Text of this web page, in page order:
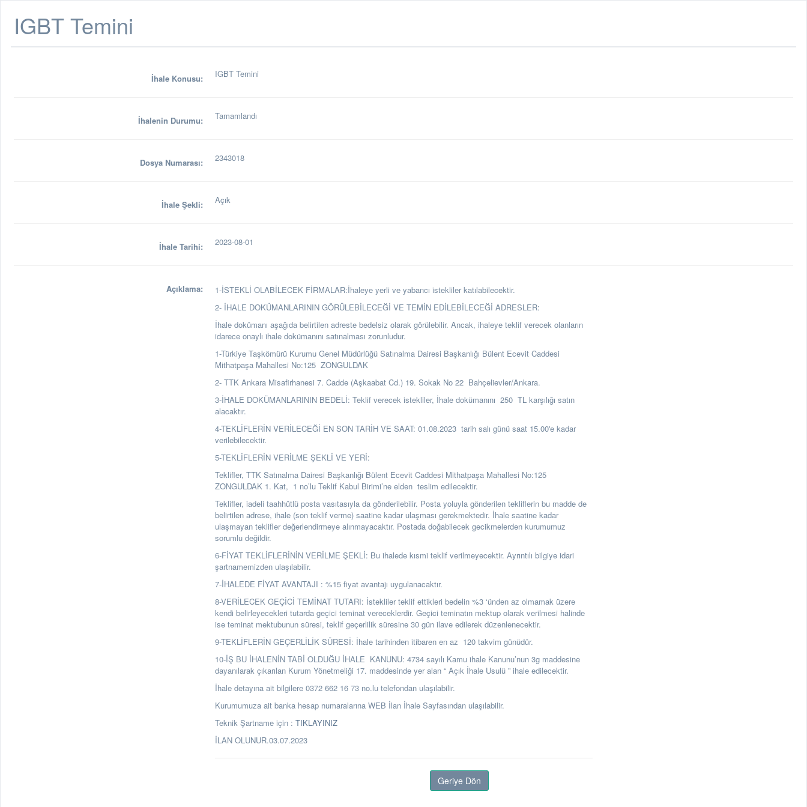
IGBT Temini
İhale Konusu: IGBT Temini
İhalenin Durumu: Tamamlandı
Dosya Numarası: 2343018
İhale Şekli: Açık
İhale Tarihi: 2023-08-01
Açıklama:
1-İSTEKLİ OLABİLECEK FİRMALAR:İhaleye yerli ve yabancı istekliler katılabilecektir.
2- İHALE DOKÜMANLARININ GÖRÜLEBİLECEĞİ VE TEMİN EDİLEBİLECEĞİ ADRESLER:
İhale dokümanı aşağıda belirtilen adreste bedelsiz olarak görülebilir. Ancak, ihaleye teklif verecek olanların
idarece onaylı ihale dokümanını satınalması zorunludur.
1-Türkiye Taşkömürü Kurumu Genel Müdürlüğü Satınalma Dairesi Başkanlığı Bülent Ecevit Caddesi
Mithatpaşa Mahallesi No:125 ZONGULDAK
2- TTK Ankara Misafirhanesi 7. Cadde (Aşkaabat Cd.) 19. Sokak No 22 Bahçelievler/Ankara.
3-İHALE DOKÜMANLARININ BEDELİ: Teklif verecek istekliler, İhale dokümanını 250 TL karşılığı satın
alacaktır.
4-TEKLİFLERİN VERİLECEĞİ EN SON TARİH VE SAAT: 01.08.2023 tarih salı günü saat 15.00'e kadar
verilebilecektir.
5-TEKLİFLERİN VERİLME ŞEKLİ VE YERİ:
Teklifler, TTK Satınalma Dairesi Başkanlığı Bülent Ecevit Caddesi Mithatpaşa Mahallesi No:125
ZONGULDAK 1. Kat, 1 no’lu Teklif Kabul Birimi’ne elden teslim edilecektir.
Teklifler, iadeli taahhütlü posta vasıtasıyla da gönderilebilir. Posta yoluyla gönderilen tekliflerin bu madde de
belirtilen adrese, ihale (son teklif verme) saatine kadar ulaşması gerekmektedir. İhale saatine kadar
ulaşmayan teklifler değerlendirmeye alınmayacaktır. Postada doğabilecek gecikmelerden kurumumuz
sorumlu değildir.
6-FİYAT TEKLİFLERİNİN VERİLME ŞEKLİ: Bu ihalede kısmi teklif verilmeyecektir. Ayrıntılı bilgiye idari
şartnamemizden ulaşılabilir.
7-İHALEDE FİYAT AVANTAJI : %15 fiyat avantajı uygulanacaktır.
8-VERİLECEK GEÇİCİ TEMİNAT TUTARI: İstekliler teklif ettikleri bedelin %3 ‘ünden az olmamak üzere
kendi belirleyecekleri tutarda geçici teminat vereceklerdir. Geçici teminatın mektup olarak verilmesi halinde
ise teminat mektubunun süresi, teklif geçerlilik süresine 30 gün ilave edilerek düzenlenecektir.
9-TEKLİFLERİN GEÇERLİLİK SÜRESİ: İhale tarihinden itibaren en az 120 takvim günüdür.
10-İŞ BU İHALENİN TABİ OLDUĞU İHALE KANUNU: 4734 sayılı Kamu ihale Kanunu’nun 3g maddesine
dayanılarak çıkarılan Kurum Yönetmeliği 17. maddesinde yer alan “ Açık İhale Usulü ” ihale edilecektir.
İhale detayına ait bilgilere 0372 662 16 73 no.lu telefondan ulaşılabilir.
Kurumumuza ait banka hesap numaralarına WEB İlan İhale Sayfasından ulaşılabilir.
Teknik Şartname için : TIKLAYINIZ
İLAN OLUNUR.03.07.2023
Geriye Dön